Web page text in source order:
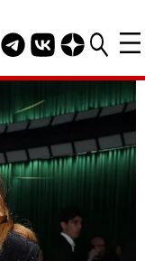
Telegram канал
Группа HELLO
Канал